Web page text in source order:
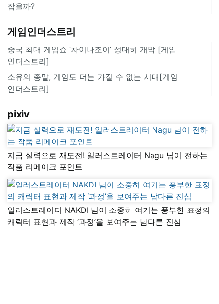
잡을까?
게임인더스트리
중국 최대 게임쇼 ‘차이나조이’ 성대히 개막 [게임
인더스트리]
소유의 종말, 게임도 더는 가질 수 없는 시대[게임
인더스트리]
pixiv
지금 실력으로 재도전! 일러스트레이터 Nagu 님이 전하는
작품 리메이크 포인트
일러스트레이터 NAKDI 님이 소중히 여기는 풍부한 표정의
캐릭터 표현과 제작 ‘과정’을 보여주는 남다른 진심